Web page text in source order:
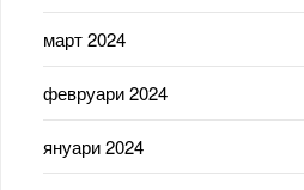
март 2024
февруари 2024
януари 2024